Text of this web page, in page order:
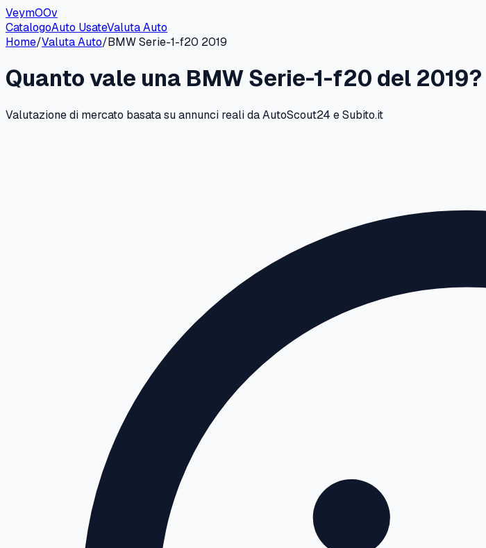
VeymOOv
CatalogoAuto UsateValuta Auto
Home/Valuta Auto/BMWSerie-1-f20 2019
Quanto vale una BMWSerie-1-f20 del 2019?
Valutazione di mercato basata su annunci reali da AutoScout24 e Subito.it